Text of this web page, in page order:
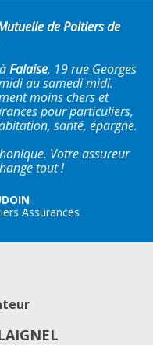
de Poitiers de
Falaise, 19 rue Georges
au samedi midi.
moins chers et
pour particuliers,
santé, épargne.
Votre assureur
tout !
Assurances